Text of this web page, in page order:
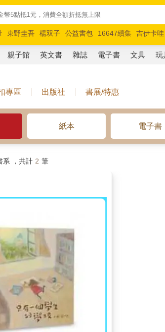
東野圭吾 楊双子 公益書包 16647續集 吉伊卡哇
奧德賽 路邊攤新作 馬斯克 玩具總動員5 超慢跑
親子館 英文書 雜誌 電子書 文具 玩
專區 出版社 書展/特惠
紙本 電子書
系 ，共計 2 筆